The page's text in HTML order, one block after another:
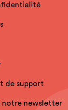
de support
notre newsletter